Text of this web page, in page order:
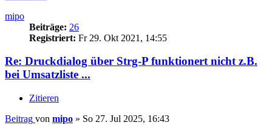
mipo
Beiträge: 26
Registriert: Fr 29. Okt 2021, 14:55
Re: Druckdialog über Strg-P funktionert nicht z.B.
bei Umsatzliste ...
Zitieren
Beitrag von mipo » So 27. Jul 2025, 16:43